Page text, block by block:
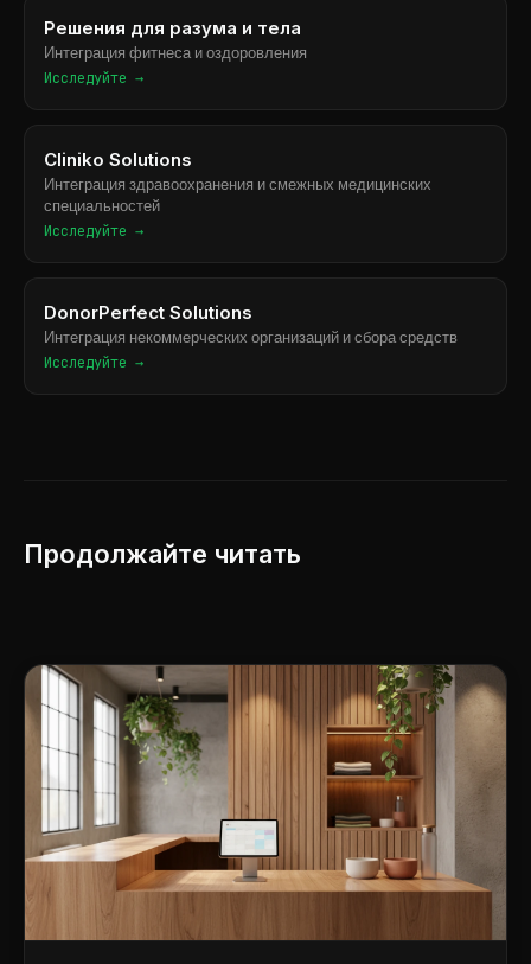
Решения для разума и тела
Интеграция фитнеса и оздоровления
Исследуйте →
Cliniko Solutions
Интеграция здравоохранения и смежных медицинских
специальностей
Исследуйте →
DonorPerfect Solutions
Интеграция некоммерческих организаций и сбора средств
Исследуйте →
Продолжайте читать